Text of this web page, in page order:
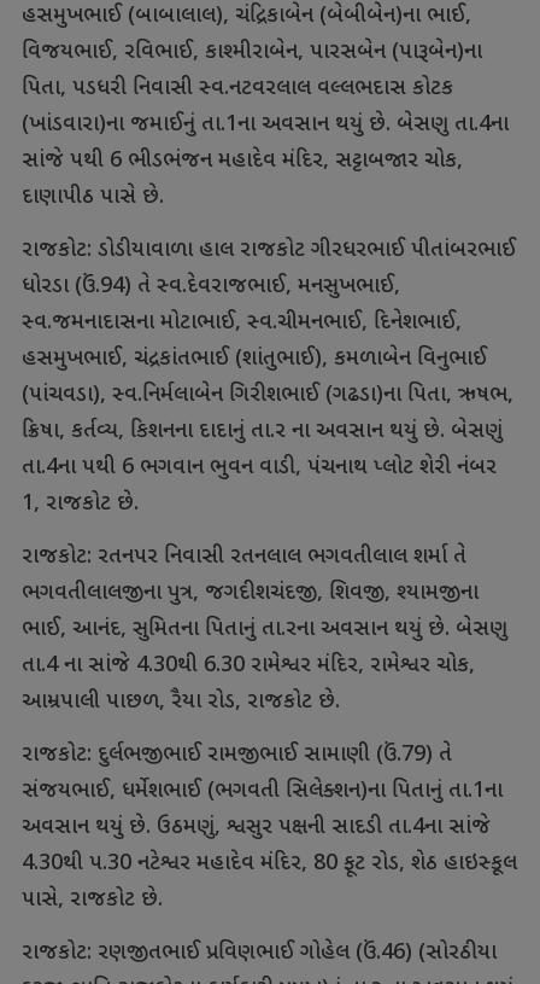
હસમુખભાઈ (બાબાલાલ), ચંદ્રિકાબેન (બેબીબેન)ના ભાઈ,
વિજયભાઈ, રવિભાઈ, કાશ્મીરાબેન, પારસબેન (પારૂબેન)ના
પિતા, પડધરી નિવાસી સ્વ.નટવરલાલ વલ્લભદાસ કોટક
(ખાંડવારા)ના જમાઈનું તા.1ના અવસાન થયું છે. બેસણુ તા.4ના
સાંજે પથી 6 ભીડભંજન મહાદેવ મંદિર, સટ્ટાબજાર ચોક,
દાણાપીઠ પાસે છે.
રાજકોટ: ડોડીયાવાળા હાલ રાજકોટ ગીરધરભાઈ પીતાંબરભાઈ
ધોરડા (ઉં.94) તે સ્વ.દેવરાજભાઈ, મનસુખભાઈ,
સ્વ.જમનાદાસના મોટાભાઈ, સ્વ.ચીમનભાઈ, દિનેશભાઈ,
હસમુખભાઈ, ચંદ્રકાંતભાઈ (શાંતુભાઈ), કમળાબેન વિનુભાઈ
(પાંચવડા), સ્વ.નિર્મલાબેન ગિરીશભાઈ (ગઢડા)ના પિતા, ઋષભ,
ક્રિષા, કર્તવ્ય, કિશનના દાદાનું તા.ર ના અવસાન થયું છે. બેસણું
તા.4ના પથી 6 ભગવાન ભુવન વાડી, પંચનાથ પ્લોટ શેરી નંબર
1, રાજકોટ છે.
રાજકોટ: રતનપર નિવાસી રતનલાલ ભગવતીલાલ શર્મા તે
ભગવતીલાલજીના પુત્ર, જગદીશચંદજી, શિવજી, શ્યામજીના
ભાઈ, આનંદ, સુમિતના પિતાનું તા.રના અવસાન થયું છે. બેસણુ
તા.4 ના સાંજે 4.30થી 6.30 રામેશ્વર મંદિર, રામેશ્વર ચોક,
આમ્રપાલી પાછળ, રૈયા રોડ, રાજકોટ છે.
રાજકોટ: દુર્લભજીભાઈ રામજીભાઈ સામાણી (ઉં.79) તે
સંજયભાઈ, ધર્મેશભાઈ (ભગવતી સિલેક્શન)ના પિતાનું તા.1ના
અવસાન થયું છે. ઉઠમણું, શ્વસુર પક્ષની સાદડી તા.4ના સાંજે
4.30થી પ.30 નટેશ્વર મહાદેવ મંદિર, 80 ફૂટ રોડ, શેઠ હાઇસ્કૂલ
પાસે, રાજકોટ છે.
રાજકોટ: રણજીતભાઈ પ્રવિણભાઈ ગોહેલ (ઉં.46) (સોરઠીયા